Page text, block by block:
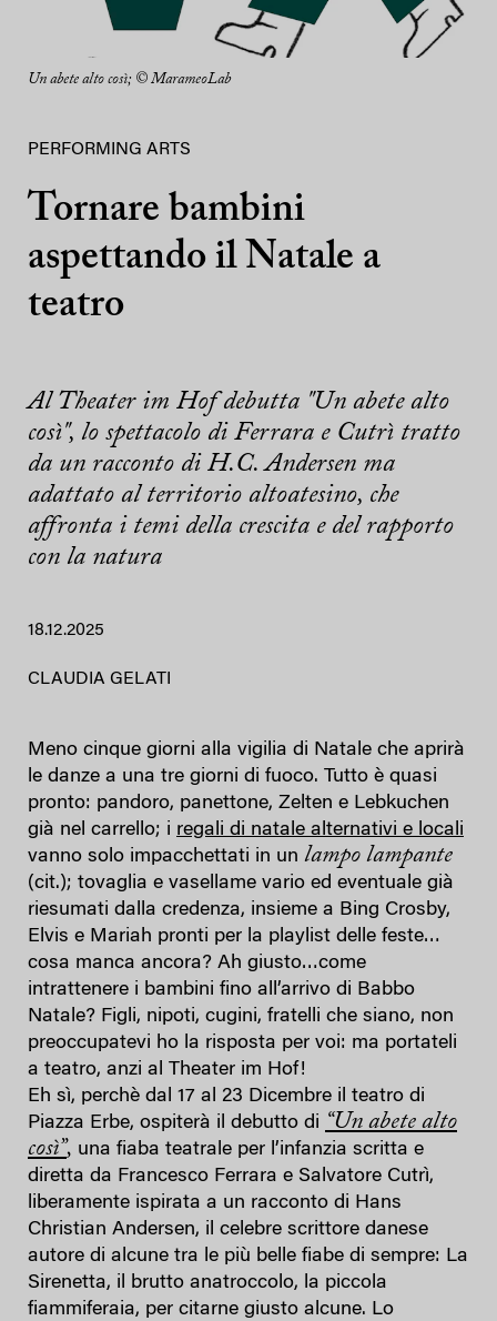
PERFORMING ARTS
Tornare bambini
aspettando il Natale a
teatro
Al Theater im Hof debutta "Un abete alto
così", lo spettacolo di Ferrara e Cutrì tratto
da un racconto di H.C. Andersen ma
adattato al territorio altoatesino, che
affronta i temi della crescita e del rapporto
con la natura
18.12.2025
CLAUDIA GELATI
Un abete alto così; © MarameoLab
Meno cinque giorni alla vigilia di Natale che aprirà
le danze a una tre giorni di fuoco. Tutto è quasi
pronto: pandoro, panettone, Zelten e Lebkuchen
già nel carrello; i regali di natale alternativi e locali
vanno solo impacchettati in un lampo lampante
(cit.); tovaglia e vasellame vario ed eventuale già
riesumati dalla credenza, insieme a Bing Crosby,
Elvis e Mariah pronti per la playlist delle feste…
cosa manca ancora? Ah giusto…come
intrattenere i bambini fino all’arrivo di Babbo
Natale? Figli, nipoti, cugini, fratelli che siano, non
preoccupatevi ho la risposta per voi: ma portateli
a teatro, anzi al Theater im Hof!
Eh sì, perchè dal 17 al 23 Dicembre il teatro di
Piazza Erbe, ospiterà il debutto di “Un abete alto
così”, una fiaba teatrale per l’infanzia scritta e
diretta da Francesco Ferrara e Salvatore Cutrì,
liberamente ispirata a un racconto di Hans
Christian Andersen, il celebre scrittore danese
autore di alcune tra le più belle fiabe di sempre: La
Sirenetta, il brutto anatroccolo, la piccola
fiammiferaia, per citarne giusto alcune. Lo